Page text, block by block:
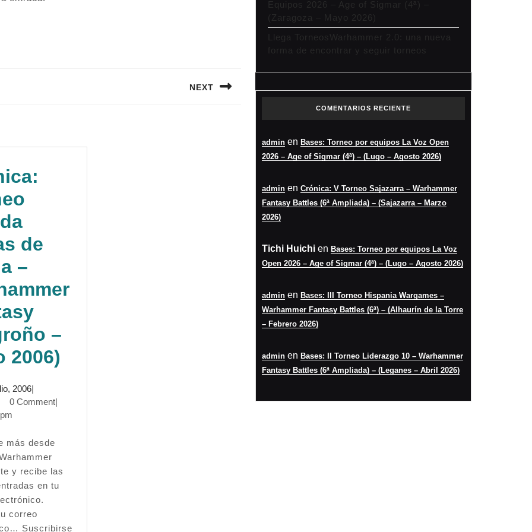
NEXT
de
–
–
2006)
Moria
200623
julio,
|
0 Comment|
y recibe las
en tu
correo
Suscribirse
Equipos 2026 – Age of Sigmar (4ª) –
(Zaragoza – Mayo 2026)
Llega TorneosWarhammer 2.0: una nueva
forma de encontrar y seguir torneos
COMENTARIOS RECIENTE
admin en Bases: Torneo por equipos La Voz Open
2026 – Age of Sigmar (4ª) – (Lugo – Agosto 2026)
admin en Crónica: V Torneo Sajazarra – Warhammer
Fantasy Battles (6ª Ampliada) – (Sajazarra – Marzo
2026)
Tichi Huichi en Bases: Torneo por equipos La Voz
Open 2026 – Age of Sigmar (4ª) – (Lugo – Agosto 2026)
admin en Bases: III Torneo Hispania Wargames –
Warhammer Fantasy Battles (6ª) – (Alhaurín de la Torre
– Febrero 2026)
admin en Bases: II Torneo Liderazgo 10 – Warhammer
Fantasy Battles (6ª Ampliada) – (Leganes – Abril 2026)